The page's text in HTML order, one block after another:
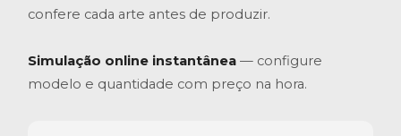
confere cada arte antes de produzir.
Simulação online instantânea — configure
modelo e quantidade com preço na hora.